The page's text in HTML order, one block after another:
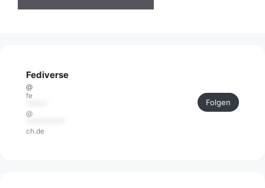
Fediverse
@
fe
@
ch.de
Folgen